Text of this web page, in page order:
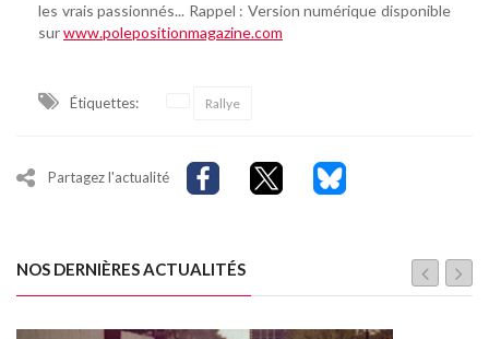
les vrais passionnés... Rappel : Version numérique disponible
surwww.polepositionmagazine.com
Étiquettes: Rallye
Partagez l'actualité
NOS DERNIÈRES ACTUALITÉS